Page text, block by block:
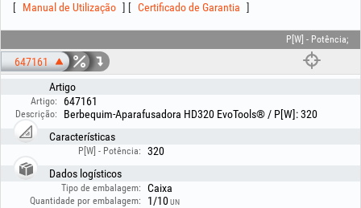
Manual de Utilização Certificado de Garantia
P[W] - Potência;
647161
Artigo
Artigo: 647161
Descrição:
Berbequim-Aparafusadora HD320 EvoTools® / P[W]: 320
Características
P[W] - Potência:
320
Dados logísticos
Tipo de embalagem: Caixa
Quantidade por embalagem: 1/10UN